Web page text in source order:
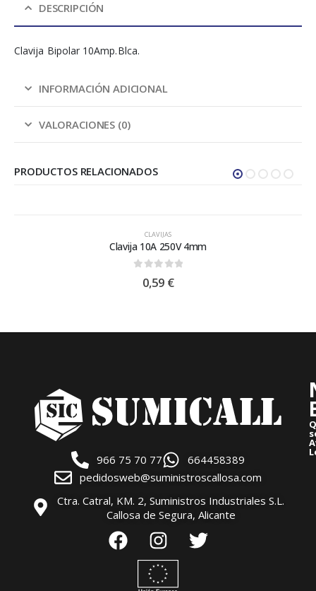
DESCRIPCIÓN
Clavija Bipolar 10Amp.Blca.
INFORMACIÓN ADICIONAL
VALORACIONES (0)
PRODUCTOS RELACIONADOS
CLAVIJAS
Clavija 10A 250V 4mm
0,59 €
966 75 70 77
664458389
pedidosweb@suministroscallosa.com
Ctra. Catral, KM. 2, Suministros Industriales S.L.
Callosa de Segura, Alicante